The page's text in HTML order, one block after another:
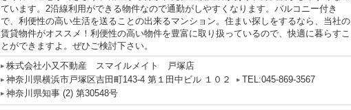
ています。2沿線利用ができる物件なので通勤がしやすくなります。バルコニー付き
で、利便性の高い生活を送ることの出来るマンション。住まい探しをするなら、当社の
賃貸物件がオススメ！利便性の高い物件を豊富に取り扱っているので、快適に暮らすこ
とができますよ。ぜひご検討下さい。
株式会社小又不動産 スマイルメイト 戸塚店
神奈川県横浜市戸塚区吉田町143-4 第１田中ビル １０２
TEL:045-869-3567
神奈川県知事 (2) 第30548号